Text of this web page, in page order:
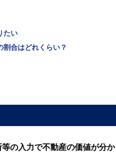
たい
合はどれくらい？
の入力で不動産の価値が分か